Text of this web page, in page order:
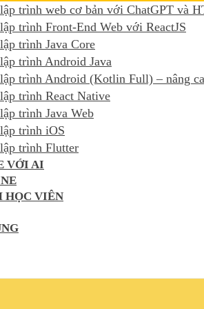
trình web cơ bản với ChatGPT và
trình Front-End Web với ReactJS
trình Java Core
trình Android Java
trình Android (Kotlin Full) – nâng
trình React Native
trình Java Web
trình iOS
trình Flutter
VỚI AI
HỌC VIÊN